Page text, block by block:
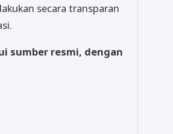
secara transparan
sumber resmi, dengan